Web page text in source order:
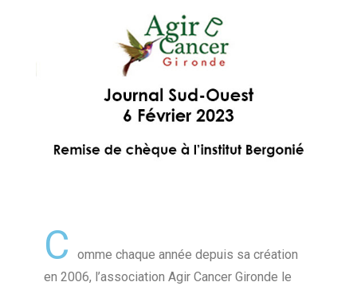
C
omme chaque année depuis sa création
en 2006, l’association Agir Cancer Gironde le